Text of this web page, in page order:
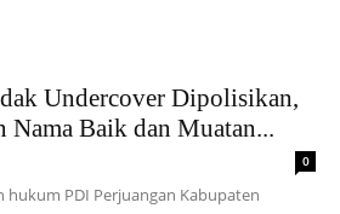
Undercover Dipolisikan,
Nama Baik dan Muatan...
0
hukum PDI Perjuangan Kabupaten